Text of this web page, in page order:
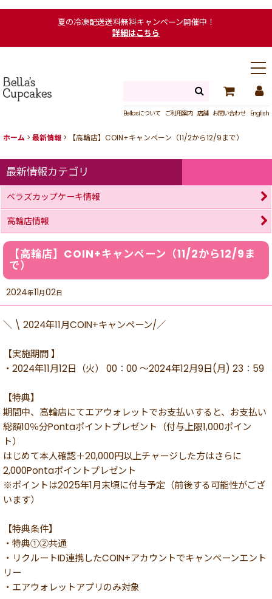
夏の冷凍配送送料無料キャンペーン開催中！
詳細はこちら
Bellasについて ご利用案内 店舗 お問い合わせ English
ホーム > 最新情報 > 【高輪店】COIN+キャンペーン（11/2から12/9まで）
【高輪店】COIN+キャンペーン（11/2から12/9ま
で）
2024年11月02日
＼ \ 2024年11月COIN+キャンペーン/／
【実施期間 】
・2024年11月12日（火） 00：00 ～2024年12月9日(月) 23：59
【特典】
期間中、高輪店にてエアウォレットでお支払いすると、お支払い
総額10％分Pontaポイントプレゼント（付与上限1,000ポイン
ト）
はじめて本人確認＋20,000円以上チャージした方はさらに
2,000Pontaポイントプレゼント
※ポイントは2025年1月末頃に付与予定（前後する可能性がござ
います）
【特典条件】
・特典①②共通
・リクルートID連携したCOIN+アカウントでキャンペーンエント
リー
・エアウォレットアプリのみ対象
最新情報カテゴリ
ベラズカップケーキ情報
高輪店情報